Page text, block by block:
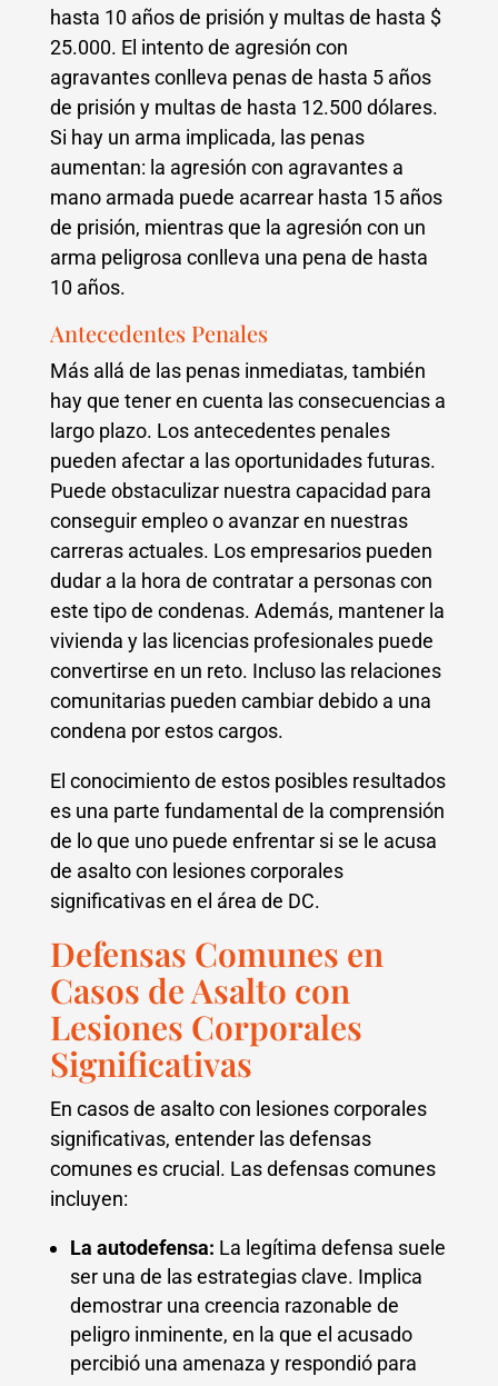
hasta 10 años de prisión y multas de hasta $
25.000. El intento de agresión con
agravantes conlleva penas de hasta 5 años
de prisión y multas de hasta 12.500 dólares.
Si hay un arma implicada, las penas
aumentan: la agresión con agravantes a
mano armada puede acarrear hasta 15 años
de prisión, mientras que la agresión con un
arma peligrosa conlleva una pena de hasta
10 años.
Antecedentes Penales
Más allá de las penas inmediatas, también
hay que tener en cuenta las consecuencias a
largo plazo. Los antecedentes penales
pueden afectar a las oportunidades futuras.
Puede obstaculizar nuestra capacidad para
conseguir empleo o avanzar en nuestras
carreras actuales. Los empresarios pueden
dudar a la hora de contratar a personas con
este tipo de condenas. Además, mantener la
vivienda y las licencias profesionales puede
convertirse en un reto. Incluso las relaciones
comunitarias pueden cambiar debido a una
condena por estos cargos.
El conocimiento de estos posibles resultados
es una parte fundamental de la comprensión
de lo que uno puede enfrentar si se le acusa
de asalto con lesiones corporales
significativas en el área de DC.
Defensas Comunes en
Casos de Asalto con
Lesiones Corporales
Significativas
En casos de asalto con lesiones corporales
significativas, entender las defensas
comunes es crucial. Las defensas comunes
incluyen:
La autodefensa: La legítima defensa suele
ser una de las estrategias clave. Implica
demostrar una creencia razonable de
peligro inminente, en la que el acusado
percibió una amenaza y respondió para